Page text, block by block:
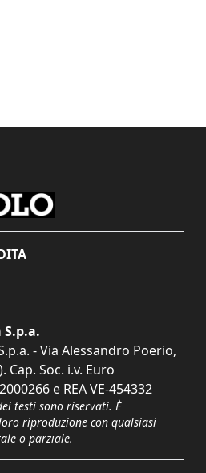
- Via Alessandro Poerio,
Cap. Soc. i.v. Euro
e REA VE-454332
testi sono riservati. È
riproduzione con qualsiasi
o parziale.